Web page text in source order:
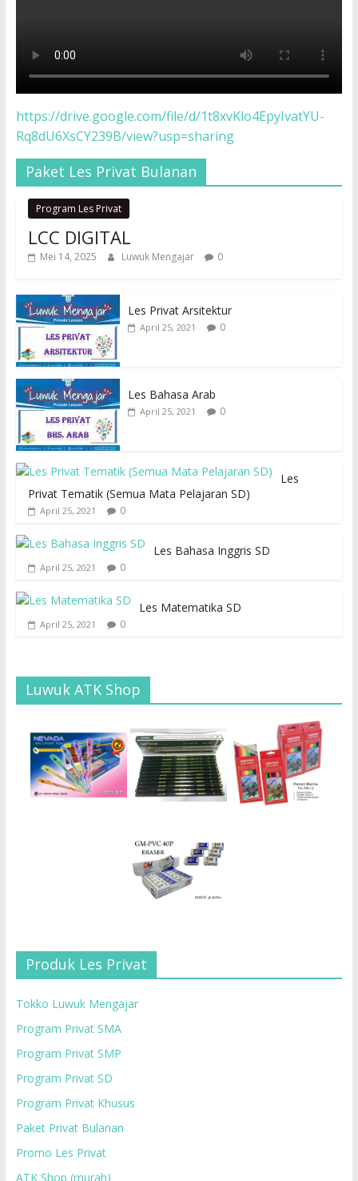
https://drive.google.com/file/d/1t8xvKlo4EpyIvatYU-
Rq8dU6XsCY239B/view?usp=sharing
Paket Les Privat Bulanan
Program Les Privat
LCC DIGITAL
Mei 14, 2025 Luwuk Mengajar 0
Les Privat Arsitektur
April 25, 2021 0
Les Bahasa Arab
April 25, 2021 0
Les
Privat Tematik (Semua Mata Pelajaran SD)
April 25, 2021 0
Les Bahasa Inggris SD
April 25, 2021 0
Les Matematika SD
April 25, 2021 0
Luwuk ATK Shop
Produk Les Privat
Tokko Luwuk Mengajar
Program Privat SMA
Program Privat SMP
Program Privat SD
Program Privat Khusus
Paket Privat Bulanan
Promo Les Privat
ATK Shop (murah)